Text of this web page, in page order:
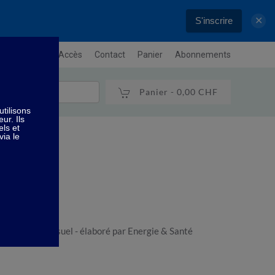
S'inscrire ✕
Plan / Accès Contact Panier Abonnements
Panier - 0,00 CHF
le plaisir sensuel - élaboré par Energie & Santé